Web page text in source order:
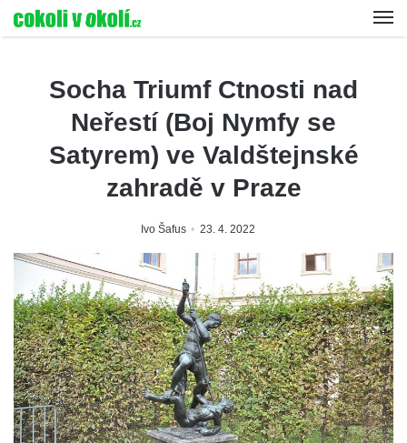
Socha Triumf Ctnosti nad
Neřestí (Boj Nymfy se
Satyrem) ve Valdštejnské
zahradě v Praze
Ivo Šafus 23. 4. 2022